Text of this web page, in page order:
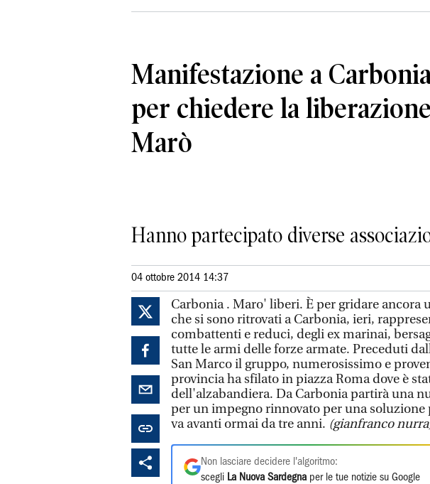
Manifestazione a Carbonia
per chiedere la
Marò
Hanno partecipato diverse
04 ottobre 2014 14:37
Carbonia . Maro' liberi. È per gridare ancora
che si sono ritrovati a Carbonia, ieri,
combattenti e reduci, degli ex marinai,
tutte le armi delle forze armate. Preceduti
San Marco il gruppo, numerosissimo e
provincia ha sfilato in piazza Roma dove è
dell'alzabandiera. Da Carbonia partirà una
per un impegno rinnovato per una soluzione
va avanti ormai da tre anni. (gianfranco
Non lasciare decidere l'algoritmo:
scegli La Nuova Sardegna per le tue notizie su Google